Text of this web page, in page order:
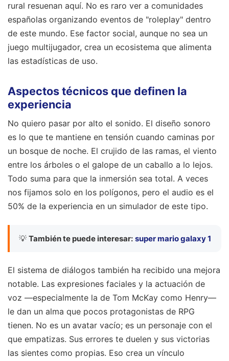
rural resuenan aquí. No es raro ver a comunidades
españolas organizando eventos de "roleplay" dentro
de este mundo. Ese factor social, aunque no sea un
juego multijugador, crea un ecosistema que alimenta
las estadísticas de uso.
Aspectos técnicos que definen la
experiencia
No quiero pasar por alto el sonido. El diseño sonoro
es lo que te mantiene en tensión cuando caminas por
un bosque de noche. El crujido de las ramas, el viento
entre los árboles o el galope de un caballo a lo lejos.
Todo suma para que la inmersión sea total. A veces
nos fijamos solo en los polígonos, pero el audio es el
50% de la experiencia en un simulador de este tipo.
💡 También te puede interesar: super mario galaxy 1
El sistema de diálogos también ha recibido una mejora
notable. Las expresiones faciales y la actuación de
voz —especialmente la de Tom McKay como Henry—
le dan un alma que pocos protagonistas de RPG
tienen. No es un avatar vacío; es un personaje con el
que empatizas. Sus errores te duelen y sus victorias
las sientes como propias. Eso crea un vínculo